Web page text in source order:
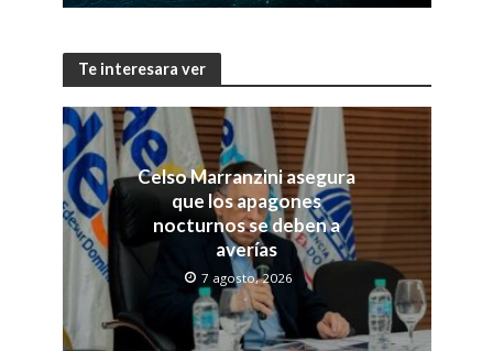
Te interesara ver
Celso Marranzini asegura
que los apagones
nocturnos se deben a
averías
7 agosto, 2026